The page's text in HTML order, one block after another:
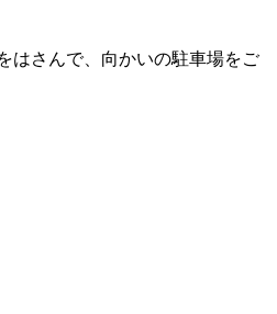
はさんで、向かいの駐車場をご